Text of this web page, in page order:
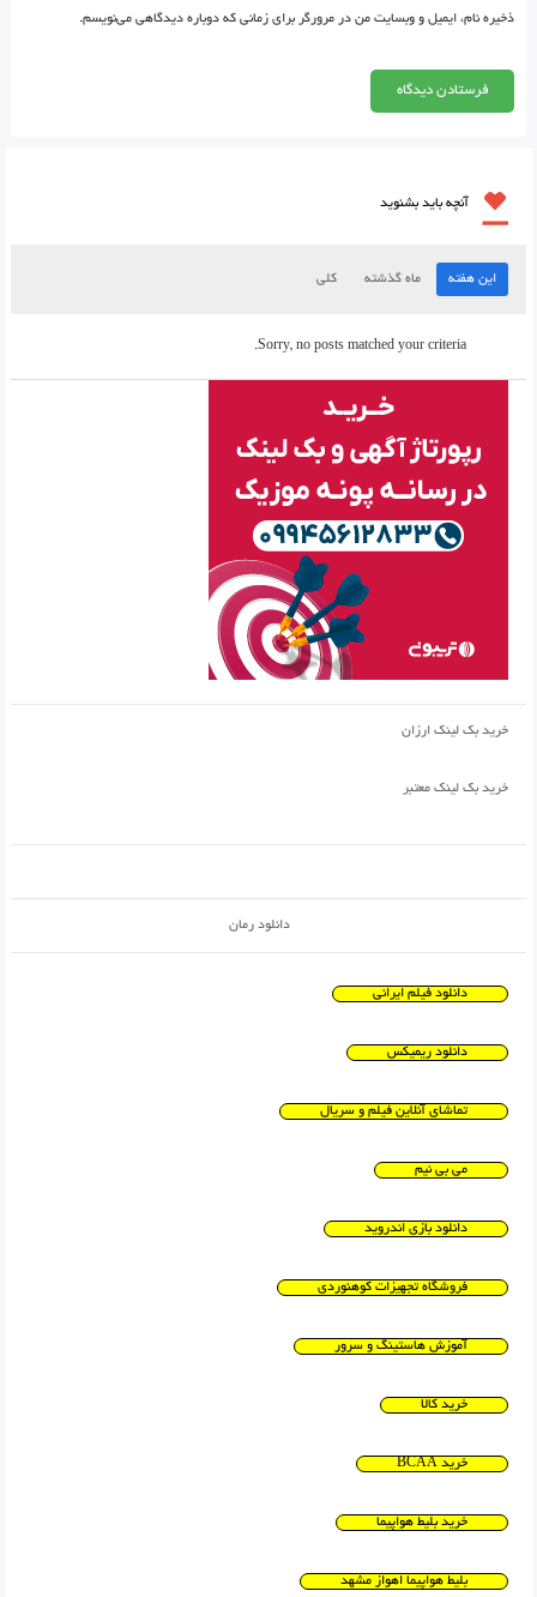
ذخیره نام، ایمیل و وبسایت من در مرورگر برای زمانی که دوباره دیدگاهی می‌نویسم.
آنچه باید بشنوید
این هفته ماه گذشته کلی
Sorry, no posts matched your criteria.
خرید بک لینک ارزان
خرید بک لینک معتبر
دانلود رمان
دانلود فیلم ایرانی
دانلود ریمیکس
تماشای آنلاین فیلم و سریال
می بی نیم
دانلود بازی اندروید
فروشگاه تجهیزات کوهنوردی
آموزش هاستینگ و سرور
خرید کالا
خرید BCAA
خرید بلیط هواپیما
بلیط هواپیما اهواز مشهد